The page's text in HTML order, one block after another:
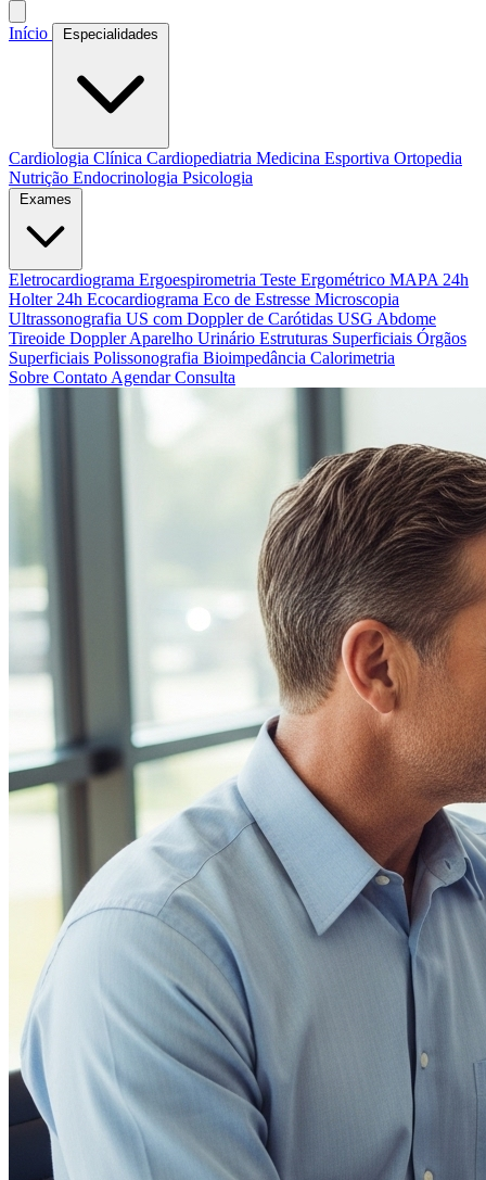
Início Especialidades
Cardiologia Clínica Cardiopediatria Medicina Esportiva Ortopedia
Nutrição Endocrinologia Psicologia
Exames
Eletrocardiograma Ergoespirometria Teste Ergométrico MAPA 24h
Holter 24h Ecocardiograma Eco de Estresse Microscopia
Ultrassonografia US com Doppler de Carótidas USG Abdome
Tireoide DopplerAparelho Urinário Estruturas Superficiais Órgãos
Superficiais Polissonografia Bioimpedância Calorimetria
Sobre Contato Agendar Consulta